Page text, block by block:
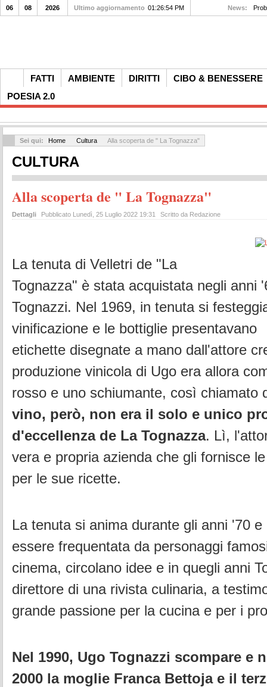
FATTI AMBIENTE DIRITTI
CIBO & BENESSERE
POESIA 2.0
06 08 2026 Ultimo aggiornamento 01:26:54 PM News:
Sei qui: Home Cultura Alla scoperta de " La Tognazza"
CULTURA
Alla scoperta de " La Tognazza"
Dettagli Pubblicato Lunedì, 25 Luglio 2022 19:31 Scritto da Redazione
La tenuta di Velletri de "La
Tognazza" è stata acquistata negli anni
Tognazzi. Nel 1969, in tenuta si
vinificazione e le bottiglie presentavano
etichette disegnate a mano dall'attore
produzione vinicola di Ugo era allora
rosso e uno schiumante, così chiamato
vino, però, non era il solo e unico
d'eccellenza de La Tognazza. Lì,
vera e propria azienda che gli fornisce
per le sue ricette.
La tenuta si anima durante gli anni '70
essere frequentata da personaggi
cinema, circolano idee e in quegli anni
direttore di una rivista culinaria, a
grande passione per la cucina e per i
Nel 1990, Ugo Tognazzi scompare e
2000 la moglie Franca Bettoja e il